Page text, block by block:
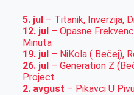
5. jul– Titanik, Inverzija,
12. jul– Opasne
Minuta
19. jul– NiKola ( Bečej),
26. jul– Generation Z
Project
2. avgust – Pikavci U